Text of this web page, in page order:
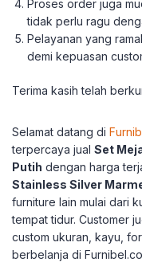
Proses order juga
tidak perlu ragu
Pelayanan yang
demi kepuasan
Terima kasih telah
Selamat datang di
terpercaya jual Set
Putih dengan harga
Stainless Silver
furniture lain mulai dari
tempat tidur. Customer
custom ukuran, kayu,
berbelanja di